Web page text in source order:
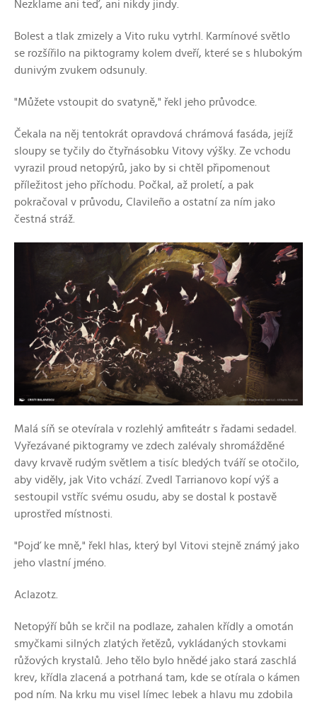
Nezklame ani teď, ani nikdy jindy.
Bolest a tlak zmizely a Vito ruku vytrhl. Karmínové světlo
se rozšířilo na piktogramy kolem dveří, které se s hlubokým
dunivým zvukem odsunuly.
"Můžete vstoupit do svatyně," řekl jeho průvodce.
Čekala na něj tentokrát opravdová chrámová fasáda, jejíž
sloupy se tyčily do čtyřnásobku Vitovy výšky. Ze vchodu
vyrazil proud netopýrů, jako by si chtěl připomenout
příležitost jeho příchodu. Počkal, až proletí, a pak
pokračoval v průvodu, Clavileño a ostatní za ním jako
čestná stráž.
Malá síň se otevírala v rozlehlý amfiteátr s řadami sedadel.
Vyřezávané piktogramy ve zdech zalévaly shromážděné
davy krvavě rudým světlem a tisíc bledých tváří se otočilo,
aby viděly, jak Vito vchází. Zvedl Tarrianovo kopí výš a
sestoupil vstříc svému osudu, aby se dostal k postavě
uprostřed místnosti.
"Pojď ke mně," řekl hlas, který byl Vitovi stejně známý jako
jeho vlastní jméno.
Aclazotz.
Netopýří bůh se krčil na podlaze, zahalen křídly a omotán
smyčkami silných zlatých řetězů, vykládaných stovkami
růžových krystalů. Jeho tělo bylo hnědé jako stará zaschlá
krev, křídla zlacená a potrhaná tam, kde se otírala o kámen
pod ním. Na krku mu visel límec lebek a hlavu mu zdobila